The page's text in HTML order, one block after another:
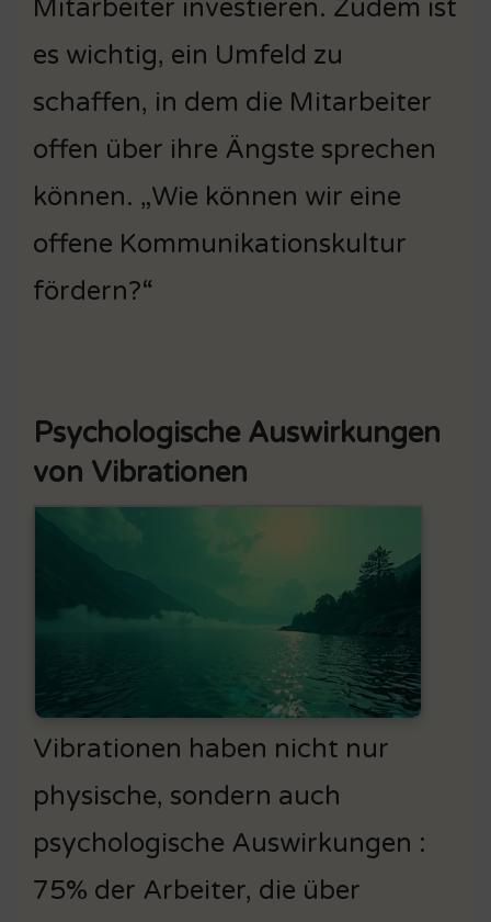
Mitarbeiter investieren. Zudem ist
es wichtig, ein Umfeld zu
schaffen, in dem die Mitarbeiter
offen über ihre Ängste sprechen
können. „Wie können wir eine
offene Kommunikationskultur
fördern?“
Psychologische Auswirkungen
von Vibrationen
Vibrationen haben nicht nur
physische, sondern auch
psychologische Auswirkungen :
75% der Arbeiter, die über